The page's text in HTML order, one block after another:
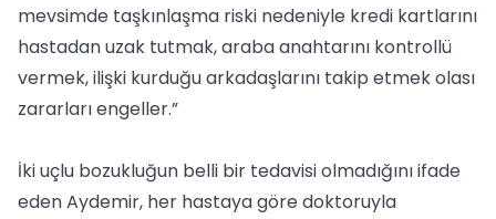
mevsimde taşkınlaşma riski nedeniyle kredi kartlarını
hastadan uzak tutmak, araba anahtarını kontrollü
vermek, ilişki kurduğu arkadaşlarını takip etmek olası
zararları engeller.”
İki uçlu bozukluğun belli bir tedavisi olmadığını ifade
eden Aydemir, her hastaya göre doktoruyla